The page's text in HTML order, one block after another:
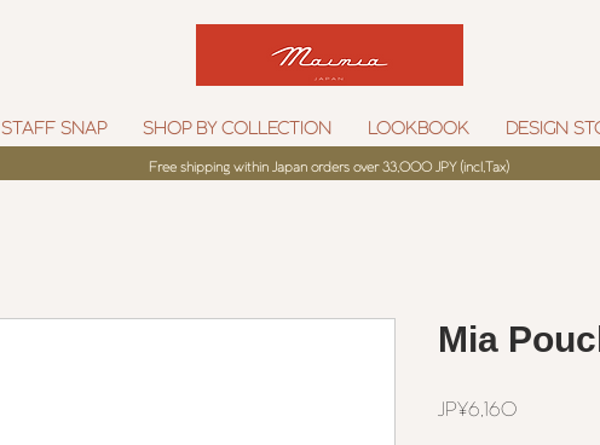
STAFF SNAP SHOP BY COLLECTION LOOKBOOK DESIGN
Mia
JP¥6,160
Free shipping within Japan orders over 33,000 JPY (incl,Tax)